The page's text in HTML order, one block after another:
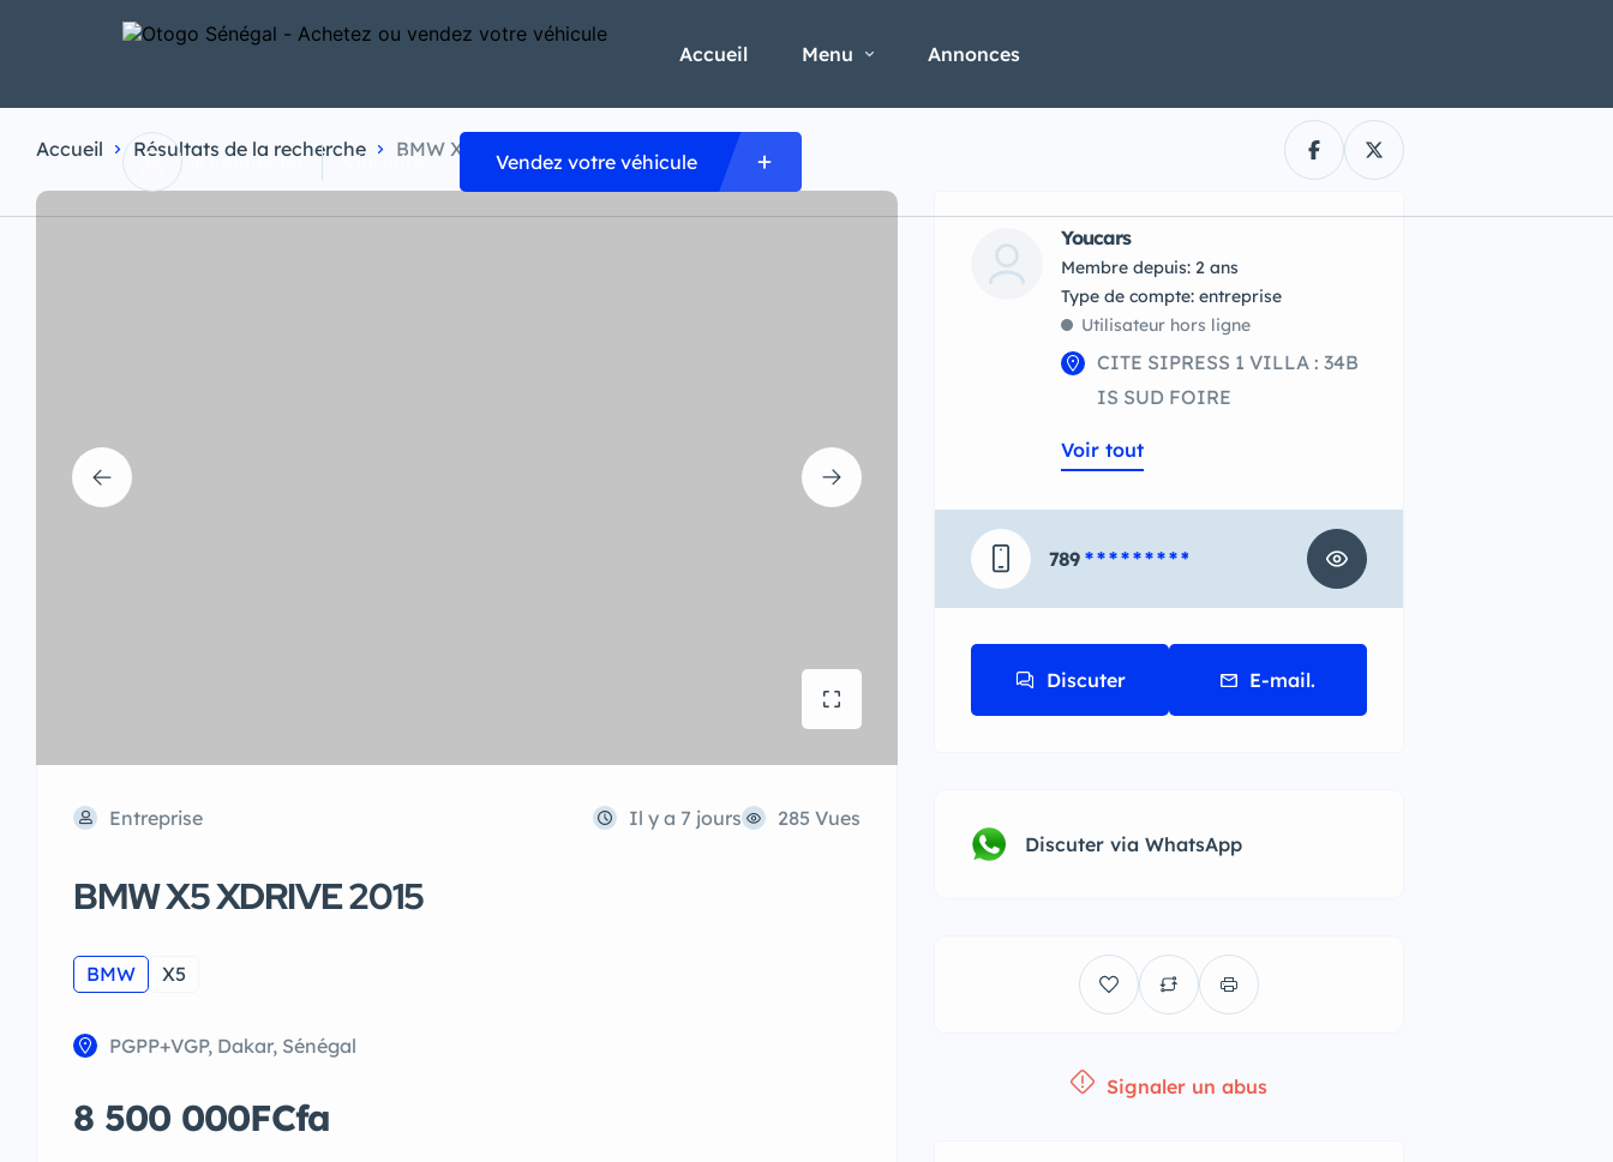
Accueil Menu Annonces
Se connecter S'inscrire Vendez votre véhicule
Accueil Résultats de la recherche BMW X5 XDRIVE 2015
Entreprise Il y a 7 jours 285 Vues
BMW X5 XDRIVE 2015
BMW X5
PGPP+VGP, Dakar, Sénégal
8 500 000FCfa
Youcars
Membre depuis: 2 ans
type de compte: entreprise
Utilisateur hors ligne
CITE SIPRESS 1 VILLA : 34B
IS SUD FOIRE
Voir tout
789 * * * * * * * * *
Discuter E-mail.
Discuter via WhatsApp
Signaler un abus